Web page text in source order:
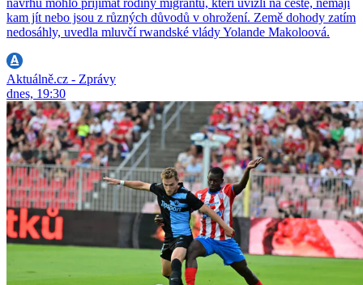
kam jít nebo jsou z různých důvodů v ohrožení. Země dohody zatím
nedosáhly, uvedla mluvčí rwandské vlády Yolande Makoloová.
Aktuálně.cz - Zprávy
dnes, 19:30